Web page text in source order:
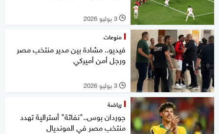
l 3 يوليو 2026
منوعات
فيديو.. مشادة بين مدير منتخب مصر
ورجل أمن أميركي
l 3 يوليو 2026
رياضة
جوردان بوس.."نفاثة" أسترالية تهدد
منتخب مصر في المونديال